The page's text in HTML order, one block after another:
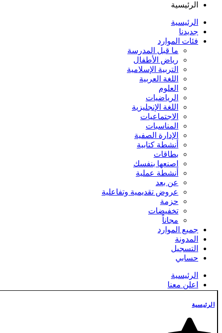
الرئيسية
الرئيسية
الرئيسية
جديدنا
فئات الموارد
ما قبل المدرسة
رياض الأطفال
التربية الإسلامية
اللغة العربية
العلوم
الرياضيات
اللغة الإنجليزية
الاجتماعيات
المناسبات
الإدارة الصفية
أنشطة كتابية
بطاقات
اصنعها بنفسك
أنشطة عملية
عن بعد
عروض تقديمية وتفاعلية
حزمة
تخفيضات
مجاناً
جميع الموارد
المدونة
التسجيل
حسابي
الرئيسية
اعلن معنا
الدفع
المدونة